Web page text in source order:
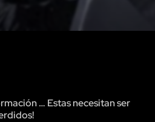
… Estas necesitan ser